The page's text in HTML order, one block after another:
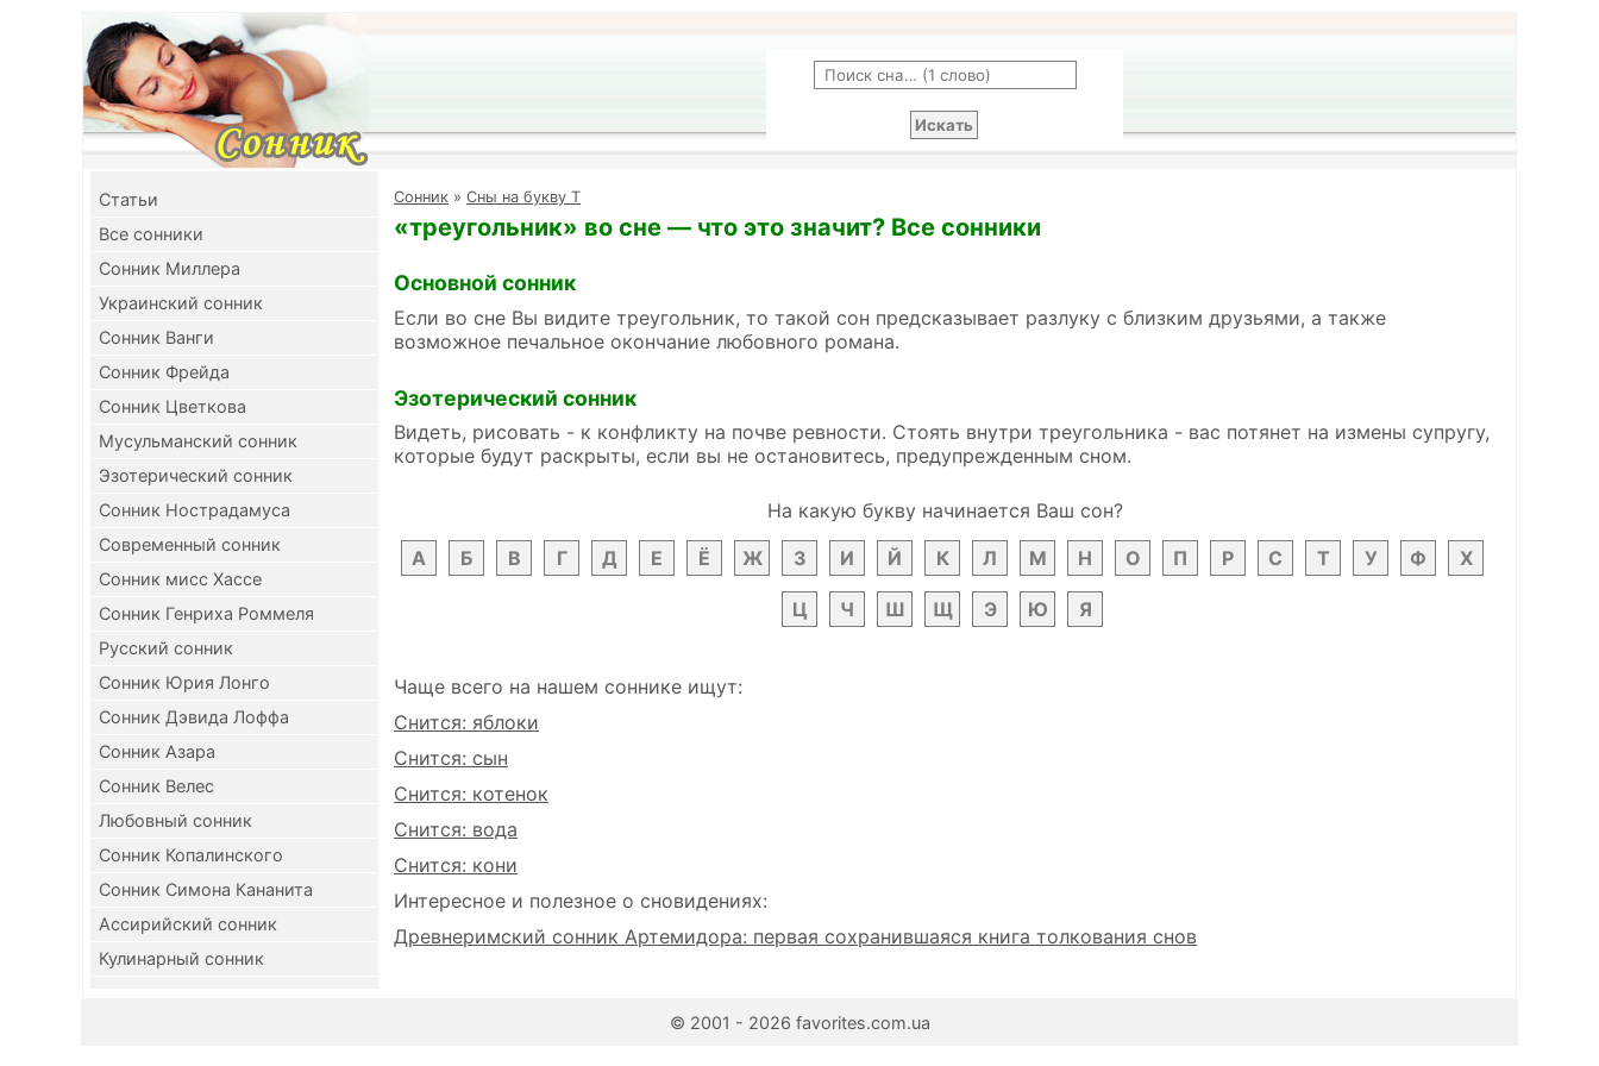
Cтатьи
Все сонники
Сонник Миллера
Украинский сонник
Сонник Ванги
Сонник Фрейда
Сонник Цветкова
Мусульманский сонник
Эзотерический сонник
Сонник Нострадамуса
Современный сонник
Сонник мисс Хассе
Сонник Генриха Роммеля
Русский сонник
Сонник Юрия Лонго
Сонник Дэвида Лоффа
Сонник Азара
Сонник Велес
Любовный сонник
Сонник Копалинского
Сонник Симона Кананита
Ассирийский сонник
Кулинарный сонник
Cонник » Сны на букву Т
«треугольник» во сне — что это значит? Все сонники
Основной сонник
Если во сне Вы видите треугольник, то такой сон предсказывает разлуку с близким друзьями, а также
возможное печальное окончание любовного романа.
Эзотерический сонник
Видеть, рисовать - к конфликту на почве ревности. Стоять внутри треугольника - вас потянет на измены супругу,
которые будут раскрыты, если вы не остановитесь, предупрежденным сном.
На какую букву начинается Ваш сон?
А
Б В Г Д Е Ё Ж З И Й К Л М Н О П Р С Т У Ф Х
Ц Ч Ш Щ Э Ю Я
Чаще всего на нашем соннике ищут:
Снится: яблоки
Снится: сын
Снится: котенок
Снится: вода
Снится: кони
Интересное и полезное о сновидениях:
Древнеримский сонник Артемидора: первая сохранившаяся книга толкования снов
© 2001 - 2026 favorites.com.ua